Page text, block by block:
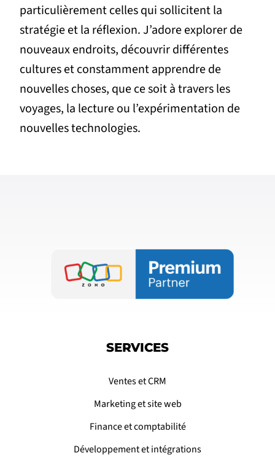
particulièrement celles qui sollicitent la
stratégie et la réflexion. J’adore explorer de
nouveaux endroits, découvrir différentes
cultures et constamment apprendre de
nouvelles choses, que ce soit à travers les
voyages, la lecture ou l’expérimentation de
nouvelles technologies.
SERVICES
Ventes et CRM
Marketing et site web
Finance et comptabilité
Développement et intégrations